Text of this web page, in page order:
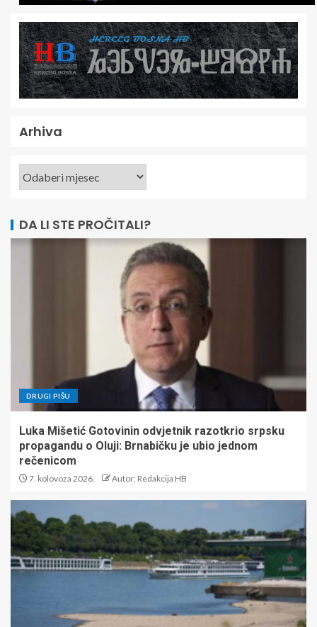
Arhiva
DA LI STE PROČITALI?
DRUGI PIŠU
Luka Mišetić Gotovinin odvjetnik razotkrio srpsku
propagandu o Oluji: Brnabičku je ubio jednom
rečenicom
7. kolovoza 2026. Autor: Redakcija HB